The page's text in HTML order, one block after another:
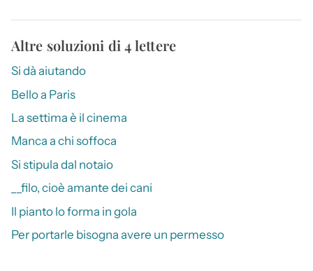
Altre soluzioni di 4 lettere
Si dà aiutando
Bello a Paris
La settima è il cinema
Manca a chi soffoca
Si stipula dal notaio
__filo, cioè amante dei cani
Il pianto lo forma in gola
Per portarle bisogna avere un permesso